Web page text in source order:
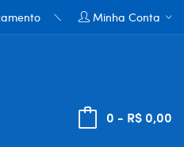
Minha Conta
0 - R$ 0,00